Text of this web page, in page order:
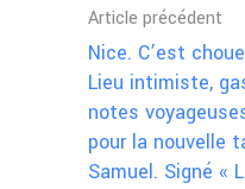
Article précédent
Nice. C’est
Lieu intimiste,
notes
pour la nouvelle
Samuel. Signé «